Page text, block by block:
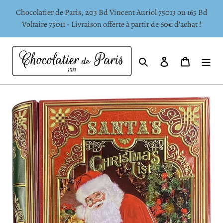
Passer
Chocolatier de Paris, 203 Bd Vincent Auriol 75013 ou 165 Bd
Voltaire 75011 - Livraison offerte à partir de 60€ d'achat !
RechercherSe connecter
Panier